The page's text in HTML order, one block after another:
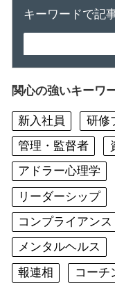
キーワードで記
関心の強いキーワ
新入社員 研修
管理・監督者
アドラー心理学
リーダーシップ
コンプライアンス
メンタルヘルス
報連相
コーチ